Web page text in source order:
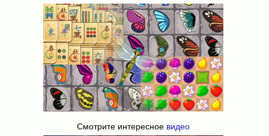
Смотрите интересное видео